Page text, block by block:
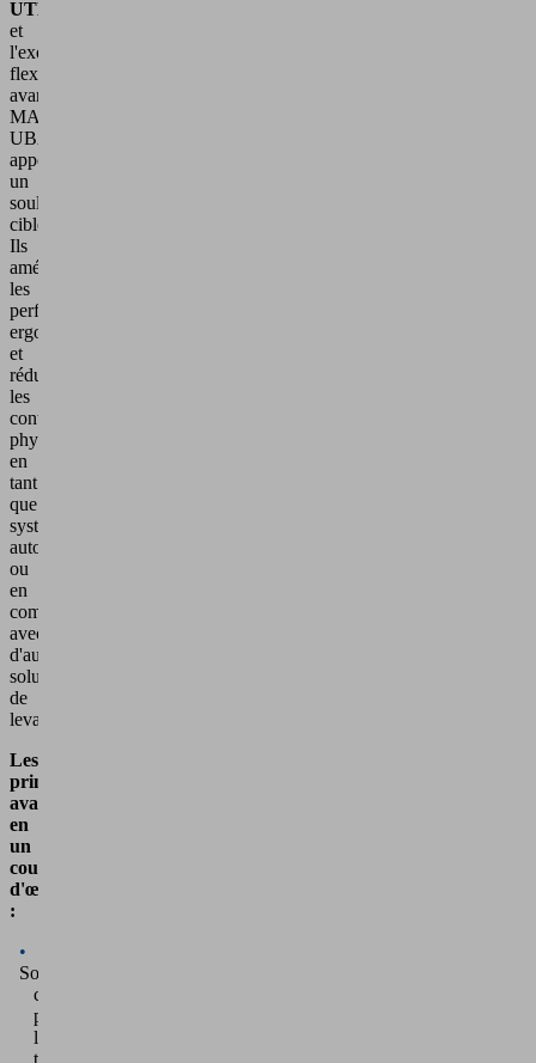
UTB
et
l'exosquelette
flexion
avant
MATE
UBA
apportent
un
soulagement
ciblé.
Ils
améliorent
les
performances
ergonomiques
et
réduisent
les
contraintes
physiques,
en
tant
que
système
autonome
ou
en
combinaison
avec
d'autres
solutions
de
levage.
Les
principaux
avantages
en
un
coup
d'œil
:
Soutien
ciblé
pour
les